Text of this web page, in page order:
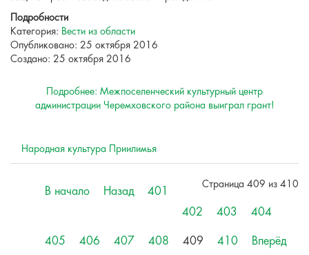
Подробности
Категория: Вести из области
Опубликовано: 25 октября 2016
Создано: 25 октября 2016
Подробнее: Межпоселенческий культурный центр
администрации Черемховского района выиграл грант!
Народная культура Приилимья
Страница 409 из 410
В начало Назад
401
402
403 404
405 406 407 408 409 410 Вперёд